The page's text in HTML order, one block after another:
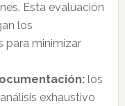
Esta evaluación
los
para minimizar
los
exhaustivo